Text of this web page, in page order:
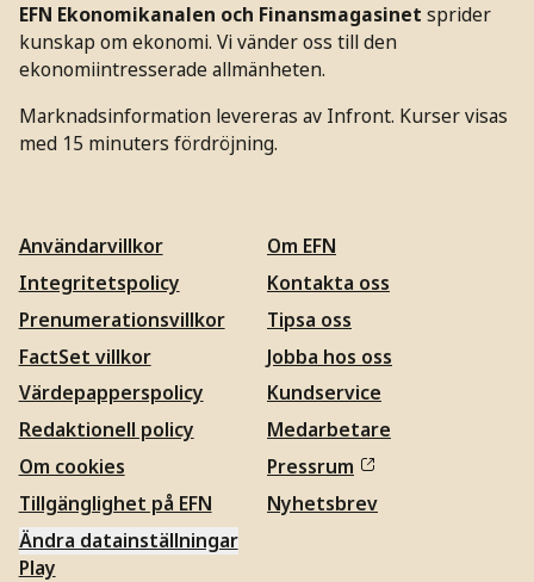
EFN Ekonomikanalen och Finansmagasinet sprider
kunskap om ekonomi. Vi vänder oss till den
ekonomiintresserade allmänheten.
Marknadsinformation levereras av Infront. Kurser visas
med 15 minuters fördröjning.
Användarvillkor
Integritetspolicy
Prenumerationsvillkor
FactSet villkor
Värdepapperspolicy
Redaktionell policy
Om cookies
Tillgänglighet på EFN
Ändra datainställningar
Om EFN
Kontakta oss
Tipsa oss
Jobba hos oss
Kundservice
Medarbetare
Pressrum
Nyhetsbrev
Play